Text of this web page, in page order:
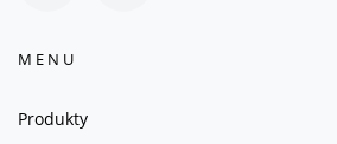
MENU
Produkty